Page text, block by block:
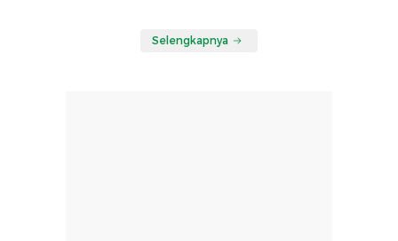
Selengkapnya